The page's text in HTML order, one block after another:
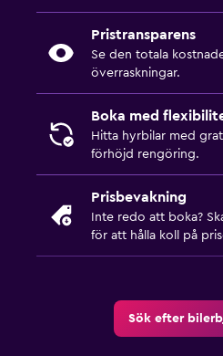
Pristransparens
Se den totala
överraskningar.
Boka med
Hitta hyrbilar med
förhöjd rengöring.
Prisbevakning
Inte redo att boka?
för att hålla koll på
Sök efter